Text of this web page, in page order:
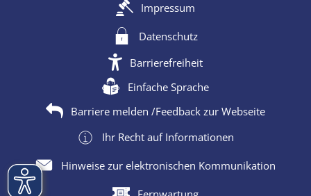
Impressum
Datenschutz
Barrierefreiheit
Einfache Sprache
Barriere melden /Feedback zur Webseite
Ihr Recht auf Informationen
Hinweise zur elektronischen Kommunikation